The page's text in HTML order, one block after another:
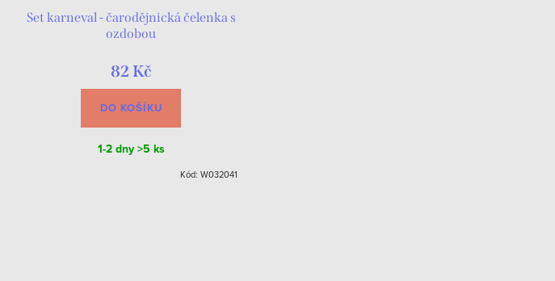
Set karneval - čarodějnická čelenka s
ozdobou
82 Kč
DO KOŠÍKU
1-2 dny >5 ks
Kód: W032041